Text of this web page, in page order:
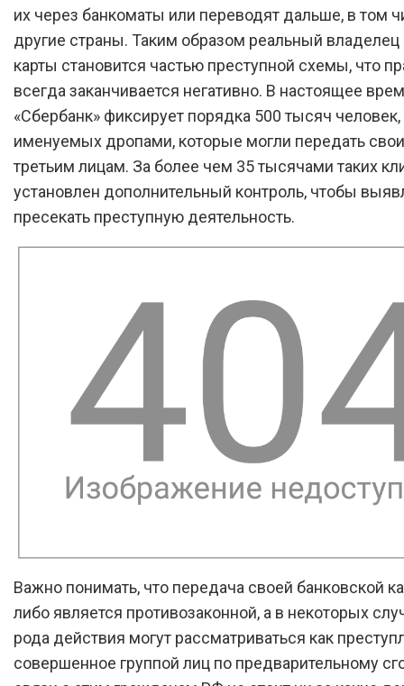
их через банкоматы или переводят дальше, в том
другие страны. Таким образом реальный владелец
карты становится частью преступной схемы, что
всегда заканчивается негативно. В настоящее
«Сбербанк» фиксирует порядка 500 тысяч человек,
именуемых дропами, которые могли передать свои
третьим лицам. За более чем 35 тысячами таких
установлен дополнительный контроль, чтобы
пресекать преступную деятельность.
Важно понимать, что передача своей банковской
либо является противозаконной, а в некоторых
рода действия могут рассматриваться как
совершенное группой лиц по предварительному